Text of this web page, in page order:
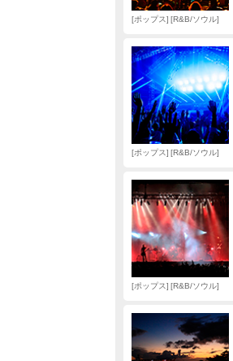
ポップス R&B/ソウル
ポップス R&B/ソウル
ポップス R&B/ソウル